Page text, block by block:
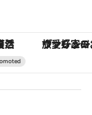
新作が登場